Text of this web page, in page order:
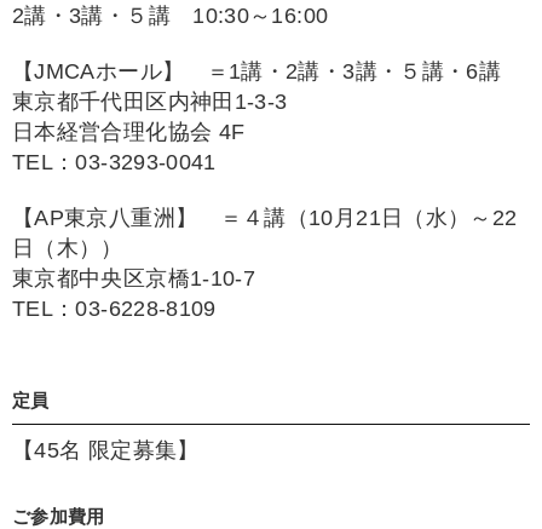
2講・3講・５講 10:30～16:00
【JMCAホール】 ＝1講・2講・3講・５講・6講
東京都千代田区内神田1-3-3
日本経営合理化協会 4F
TEL：03-3293-0041
【AP東京八重洲】 ＝４講（10月21日（水）～22
日（木））
東京都中央区京橋1-10-7
TEL：03-6228-8109
定員
【45名 限定募集】
ご参加費用